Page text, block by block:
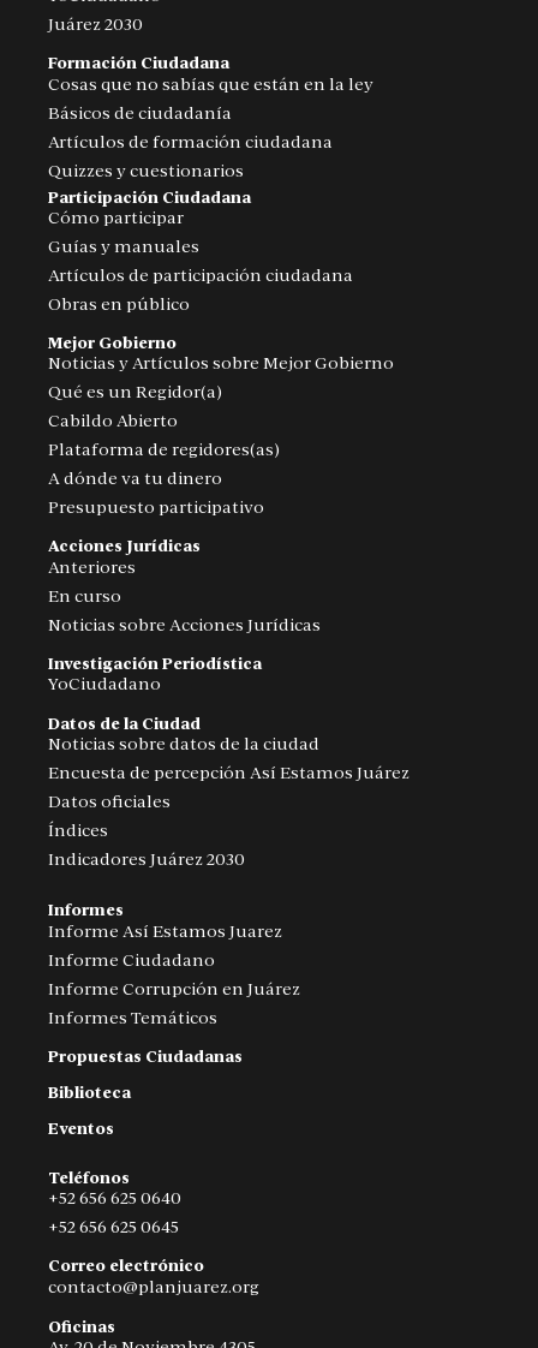
Juárez 2030
Formación Ciudadana
Cosas que no sabías que están en la ley
Básicos de ciudadanía
Artículos de formación ciudadana
Quizzes y cuestionarios
Participación Ciudadana
Cómo participar
Guías y manuales
Artículos de participación ciudadana
Obras en público
Mejor Gobierno
Noticias y Artículos sobre Mejor Gobierno
Qué es un Regidor(a)
Cabildo Abierto
Plataforma de regidores(as)
A dónde va tu dinero
Presupuesto participativo
Acciones Jurídicas
Anteriores
En curso
Noticias sobre Acciones Jurídicas
Investigación Periodística
YoCiudadano
Datos de la Ciudad
Noticias sobre datos de la ciudad
Encuesta de percepción Así Estamos Juárez
Datos oficiales
Índices
Indicadores Juárez 2030
Informes
Informe Así Estamos Juarez
Informe Ciudadano
Informe Corrupción en Juárez
Informes Temáticos
Propuestas Ciudadanas
Biblioteca
Eventos
Teléfonos
+52 656 625 0640
+52 656 625 0645
Correo electrónico
contacto@planjuarez.org
Oficinas